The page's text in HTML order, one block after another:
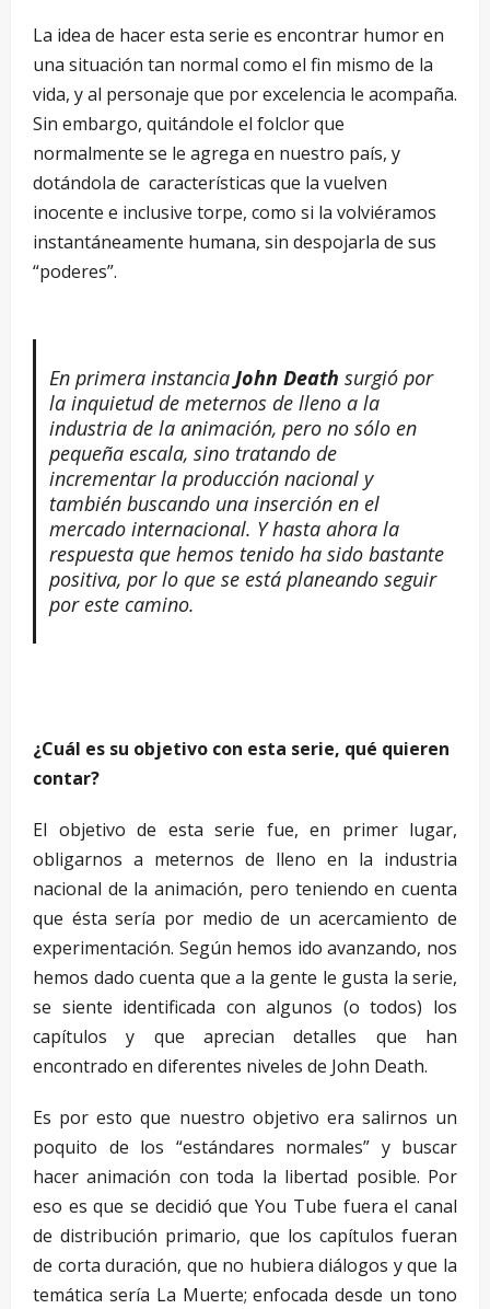
La idea de hacer esta serie es encontrar humor en
una situación tan normal como el fin mismo de la
vida, y al personaje que por excelencia le acompaña.
Sin embargo, quitándole el folclor que
normalmente se le agrega en nuestro país, y
dotándola de características que la vuelven
inocente e inclusive torpe, como si la volviéramos
instantáneamente humana, sin despojarla de sus
“poderes”.
En primera instanciaJohn Death surgió por
la inquietud de meternos de lleno a la
industria de la animación, pero no sólo en
pequeña escala, sino tratando de
incrementar la producción nacional y
también buscando una inserción en el
mercado internacional. Y hasta ahora la
respuesta que hemos tenido ha sido bastante
positiva, por lo que se está planeando seguir
por este camino.
¿Cuál es su objetivo con esta serie, qué quieren
contar?
El objetivo de esta serie fue, en primer lugar,
obligarnos a meternos de lleno en la industria
nacional de la animación, pero teniendo en cuenta
que ésta sería por medio de un acercamiento de
experimentación. Según hemos ido avanzando, nos
hemos dado cuenta que a la gente le gusta la serie,
se siente identificada con algunos (o todos) los
capítulos y que aprecian detalles que han
encontrado en diferentes niveles de John Death.
Es por esto que nuestro objetivo era salirnos un
poquito de los “estándares normales” y buscar
hacer animación con toda la libertad posible. Por
eso es que se decidió que You Tube fuera el canal
de distribución primario, que los capítulos fueran
de corta duración, que no hubiera diálogos y que la
temática sería La Muerte; enfocada desde un tono